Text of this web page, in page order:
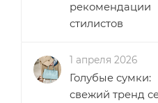
рекомендации
стилистов
1 апреля 2026
Голубые сумки:
свежий тренд